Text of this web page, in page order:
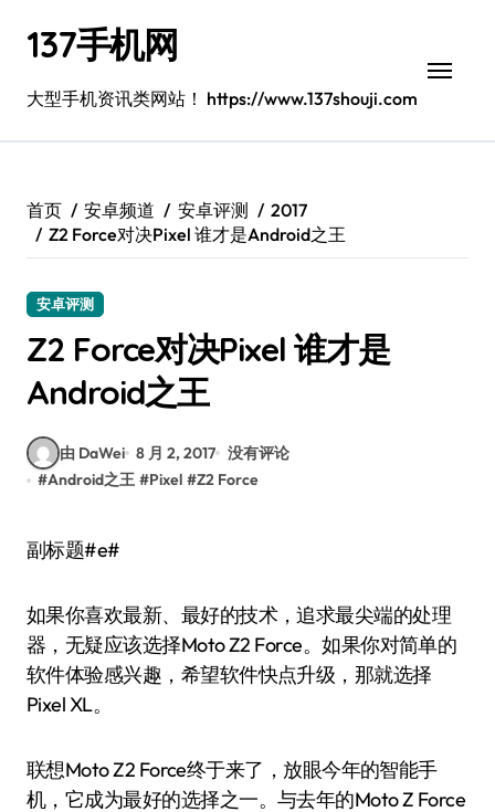
137手机网
大型手机资讯类网站！ https://www.137shouji.com
首页 安卓频道 安卓评测
2017
Z2 Force对决Pixel 谁才是Android之王
安卓评测
Z2 Force对决Pixel 谁才是
Android之王
由 DaWei 8 月 2, 2017 没有评论
#Android之王 #Pixel #Z2 Force
副标题#e#
如果你喜欢最新、最好的技术，追求最尖端的处理
器，无疑应该选择Moto Z2 Force。如果你对简单的
软件体验感兴趣，希望软件快点升级，那就选择
Pixel XL。
联想Moto Z2 Force终于来了，放眼今年的智能手
机，它成为最好的选择之一。与去年的Moto Z Force